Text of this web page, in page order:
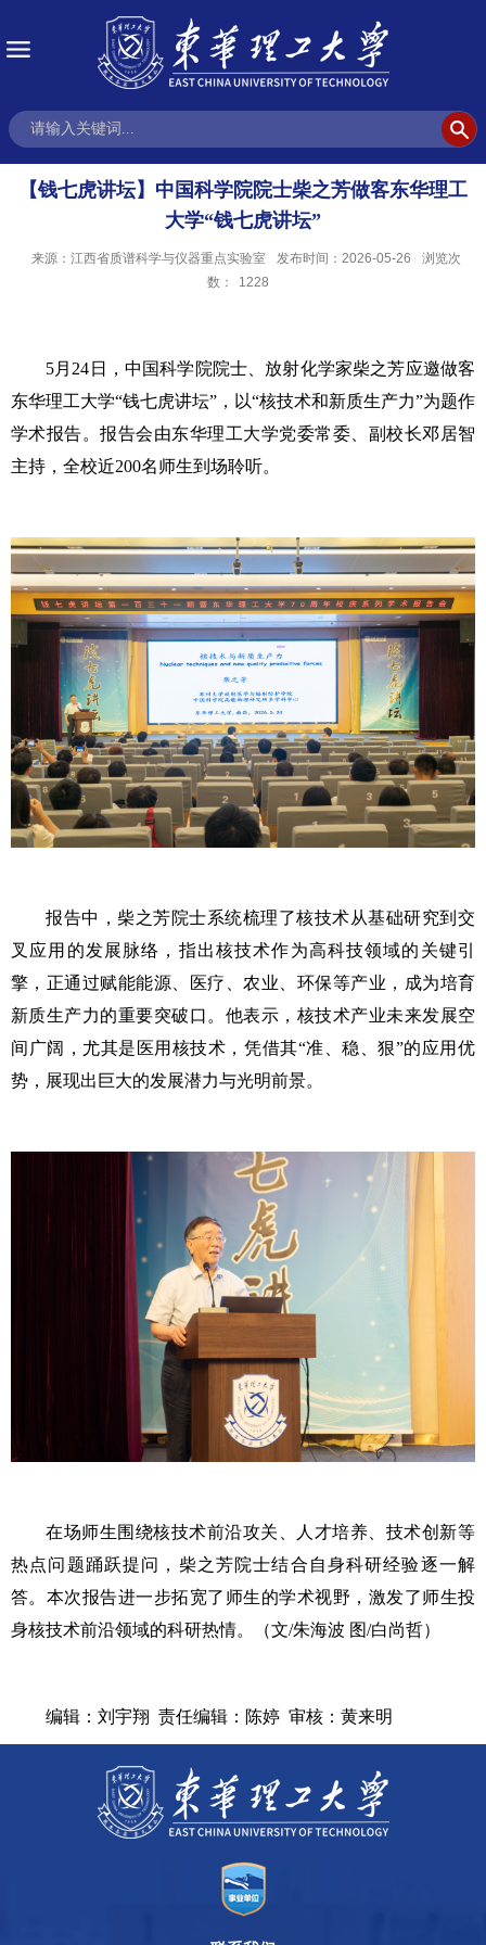
【钱七虎讲坛】中国科学院院士柴之芳做客东华理工
大学“钱七虎讲坛”
来源：江西省质谱科学与仪器重点实验室 发布时间：2026-05-26
浏览次
数：
1228
5月24日，中国科学院院士、放射化学家柴之芳应邀做客
东华理工大学“钱七虎讲坛”，以“核技术和新质生产力”为题作
学术报告。报告会由东华理工大学党委常委、副校长邓居智
主持，全校近200名师生到场聆听。
报告中，柴之芳院士系统梳理了核技术从基础研究到交
叉应用的发展脉络，指出核技术作为高科技领域的关键引
擎，正通过赋能能源、医疗、农业、环保等产业，成为培育
新质生产力的重要突破口。他表示，核技术产业未来发展空
间广阔，尤其是医用核技术，凭借其“准、稳、狠”的应用优
势，展现出巨大的发展潜力与光明前景。
在场师生围绕核技术前沿攻关、人才培养、技术创新等
热点问题踊跃提问，柴之芳院士结合自身科研经验逐一解
答。本次报告进一步拓宽了师生的学术视野，激发了师生投
身核技术前沿领域的科研热情。（文/朱海波 图/白尚哲）
编辑：刘宇翔 责任编辑：陈婷 审核：黄来明